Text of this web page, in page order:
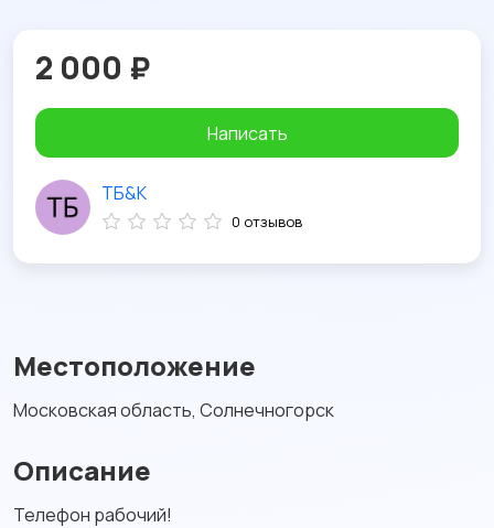
Местоположение
Московская область, Солнечногорск
Описание
Телефон рабочий!
2 000 ₽
Написать
ТБ&К
0 отзывов